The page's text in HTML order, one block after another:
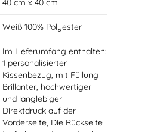
40 cm x 40 cm
Weiß 100% Polyester
Im Lieferumfang enthalten:
1 personalisierter
Kissenbezug, mit Füllung
Brillanter, hochwertiger
und langlebiger
Direktdruck auf der
Vorderseite, Die Rückseite